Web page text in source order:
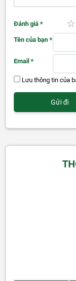
Đánh giá *
Tên của bạn *
Email *
Lưu thông tin của